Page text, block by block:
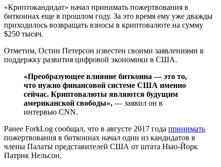
«Криптокандидат» начал принимать пожертвования в
биткоинах еще в прошлом году. За это время ему уже дважды
приходилось возвращать взносы в криптовалюте на сумму
$250 тысяч.
Отметим, Остин Петерсон известен своими заявлениями в
поддержку развития цифровой экономики в США.
«Преобразующее влияние биткоина — это то,
что нужно финансовой системе США именно
сейчас. Криптовалюты являются будущим
американской свободы», — заявил он в
интервью CNN.
Ранее ForkLog сообщал, что в августе 2017 года принимать
пожертвования в биткоинах начал один из кандидатов в
члены Палаты представителей США от штата Нью-Йорк
Патрик Нельсон.